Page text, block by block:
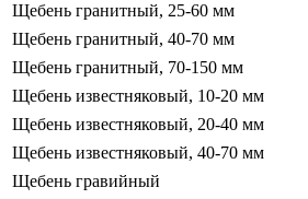
Щебень гранитный, 25-60 мм
Щебень гранитный, 40-70 мм
Щебень гранитный, 70-150 мм
Щебень известняковый, 10-20 мм
Щебень известняковый, 20-40 мм
Щебень известняковый, 40-70 мм
Щебень гравийный